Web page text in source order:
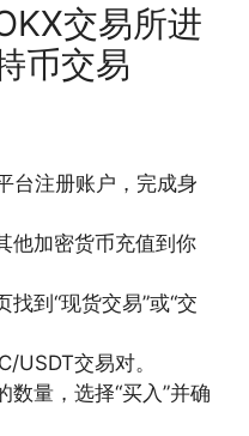
交易所进
币交易
台注册账户，完成身
他加密货币充值到你
找到“现货交易”或“交
USDT交易对。
数量，选择“买入”并确